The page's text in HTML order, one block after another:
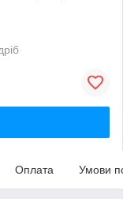
Оплата Умови